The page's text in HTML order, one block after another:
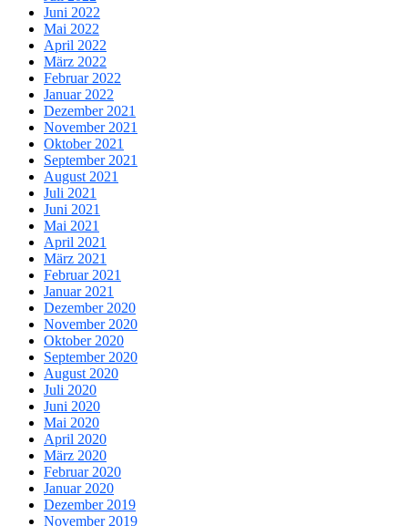
Juni 2022
Mai 2022
April 2022
März 2022
Februar 2022
Januar 2022
Dezember 2021
November 2021
Oktober 2021
September 2021
August 2021
Juli 2021
Juni 2021
Mai 2021
April 2021
März 2021
Februar 2021
Januar 2021
Dezember 2020
November 2020
Oktober 2020
September 2020
August 2020
Juli 2020
Juni 2020
Mai 2020
April 2020
März 2020
Februar 2020
Januar 2020
Dezember 2019
November 2019